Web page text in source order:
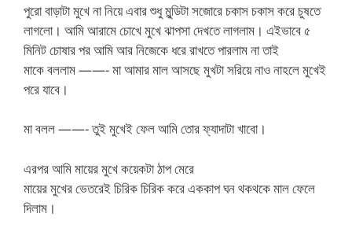
পুরো বাড়াটা মুখে না নিয়ে এবার শুধু মুন্ডিটা সজোরে চকাস চকাস করে চুষতে
লাগলো। আমি আরামে চোখে মুখে ঝাপসা দেখতে লাগলাম। এইভাবে ৫
মিনিট চোষার পর আমি আর নিজেকে ধরে রাখতে পারলাম না তাই
মাকে বললাম ——- মা আমার মাল আসছে মুখটা সরিয়ে নাও নাহলে মুখেই
পরে যাবে।
মা বলল ——- তুই মুখেই ফেল আমি তোর ফ্যাদাটা খাবো।
এরপর আমি মায়ের মুখে কয়েকটা ঠাপ মেরে
মায়ের মুখের ভেতরেই চিরিক চিরিক করে এককাপ ঘন থকথকে মাল ফেলে
দিলাম।